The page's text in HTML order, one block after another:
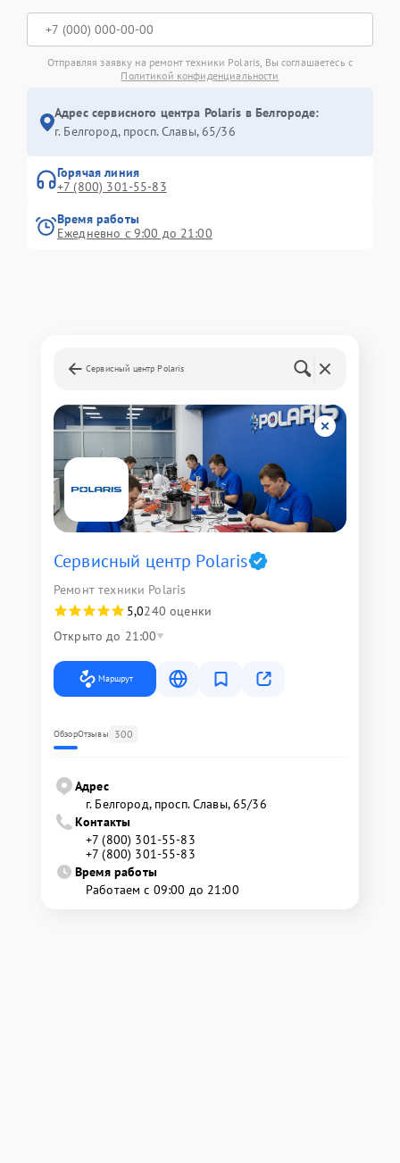
Отправляя заявку на ремонт техники Polaris, Вы соглашаетесь с
Политикой конфиденциальности
Адрес сервисного центра Polaris в Белгороде:
г. Белгород, просп. Славы, 65/36
Горячая линия
+7 (800) 301-55-83
Время работы
Ежедневно с 9:00 до 21:00
Сервисный центр Polaris
Сервисный центр Polaris
Ремонт техники Polaris
5,0240 оценки
Открыто до 21:00
Маршрут
ОбзорОтзывы 300
Адрес
г. Белгород, просп. Славы, 65/36
Контакты
+7 (800) 301-55-83
+7 (800) 301-55-83
Время работы
Работаем с 09:00 до 21:00